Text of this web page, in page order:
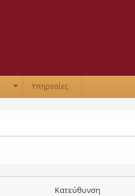
Υπηρεσίες
Κατεύθυνση